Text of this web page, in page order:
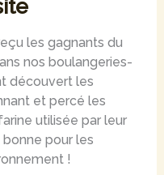
les gagnants du
nos boulangeries-
découvert les
et percé les
utilisée par leur
bonne pour les
!